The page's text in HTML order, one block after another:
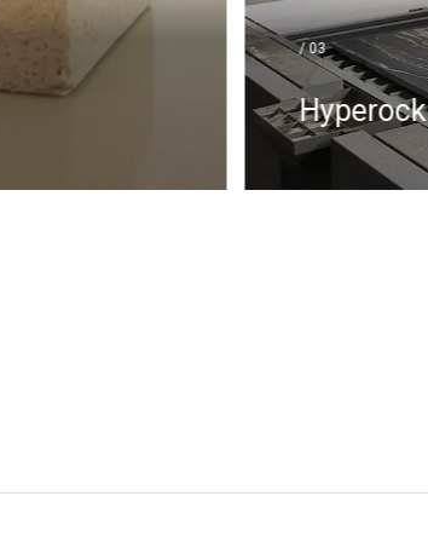
y estabilidad
térmico
con métodos
/ 03
Hyperock